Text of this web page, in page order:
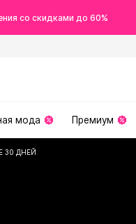
со скидками до 60%
мода Премиум
30 ДНЕЙ